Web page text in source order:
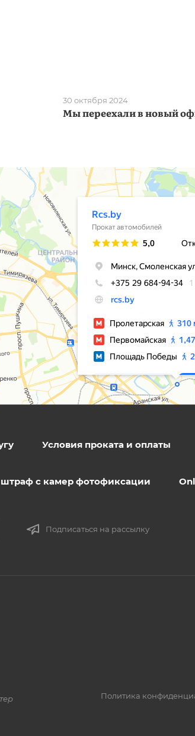
Мы переехали в новый
30 октября 2024
Условия проката и оплаты
штраф с камер фотофиксации
Подписаться на рассылку
Политика